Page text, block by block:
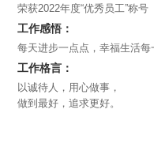
荣获2022年度“优秀员工”称号
工作感悟：
每天进步一点点，幸福生活每
工作格言：
以诚待人，用心做事，
做到最好，追求更好。